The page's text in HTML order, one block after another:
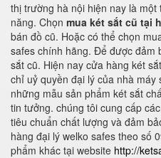
thị trường hà nội hiện nay là
năng. Chọn mua két sắt cũ tại
bán đồ cũ. Hoặc có thể chọn
safes chính hãng. Để được đảm
sắt cũ. Hiện nay cửa hàng két
chỉ uỷ quyền đại lý của nhà
những mẫu sản phẩm két sắt
tin tưởng. chúng tôi cung cấp
tiêu chuẩn chất lượng và đảm
hàng đại lý welko safes theo số
phẩm khác tại website http://